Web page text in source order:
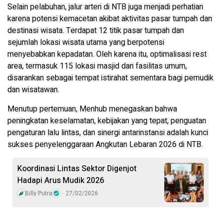
Selain pelabuhan, jalur arteri di NTB juga menjadi perhatian
karena potensi kemacetan akibat aktivitas pasar tumpah dan
destinasi wisata. Terdapat 12 titik pasar tumpah dan
sejumlah lokasi wisata utama yang berpotensi
menyebabkan kepadatan. Oleh karena itu, optimalisasi rest
area, termasuk 115 lokasi masjid dan fasilitas umum,
disarankan sebagai tempat istirahat sementara bagi pemudik
dan wisatawan.
Menutup pertemuan, Menhub menegaskan bahwa
peningkatan keselamatan, kebijakan yang tepat, penguatan
pengaturan lalu lintas, dan sinergi antarinstansi adalah kunci
sukses penyelenggaraan Angkutan Lebaran 2026 di NTB.
Koordinasi Lintas Sektor Digenjot
Hadapi Arus Mudik 2026
Billy Putra 27/02/2026